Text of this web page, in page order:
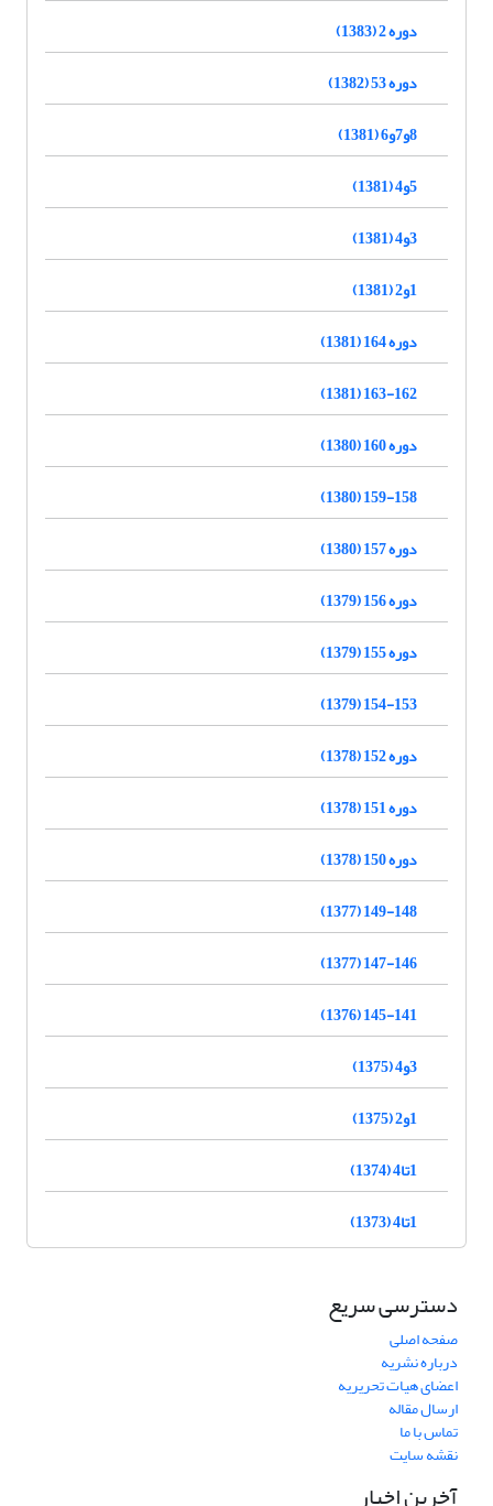
دوره 2 (1383)
دوره 53 (1382)
8و7و6 (1381)
5و4 (1381)
3و4 (1381)
1و2 (1381)
دوره 164 (1381)
163-162 (1381)
دوره 160 (1380)
159-158 (1380)
دوره 157 (1380)
دوره 156 (1379)
دوره 155 (1379)
154-153 (1379)
دوره 152 (1378)
دوره 151 (1378)
دوره 150 (1378)
149-148 (1377)
147-146 (1377)
145-141 (1376)
3و4 (1375)
1و2 (1375)
1تا4 (1374)
1تا4 (1373)
دسترسی سریع
صفحه اصلی
درباره نشریه
اعضای هیات تحریریه
ارسال مقاله
تماس با ما
نقشه سایت
آخرین اخبار